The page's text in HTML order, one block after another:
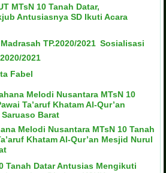
MTsN 10 Tanah Datar,
Antusiasnya SD Ikuti Acara
Sosialisasi
2021
Fabel
Melodi Nusantara MTsN 10 Tanah
Khatam Al-Qur’an Mesjid Nurul